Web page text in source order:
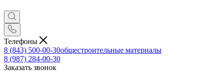
Телефоны
8 (843) 500-00-30общестроительные материалы
8 (987) 284-00-30
Заказать звонок